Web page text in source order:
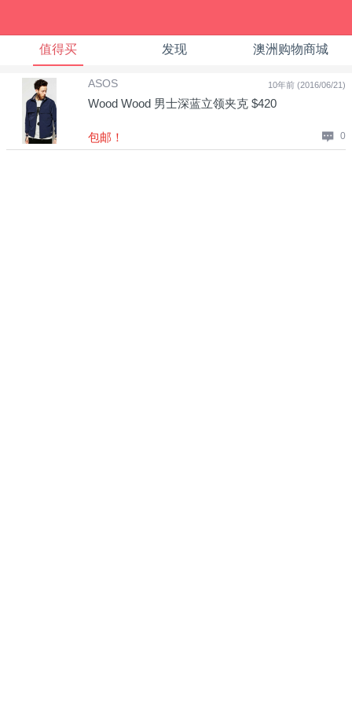
值得买 发现 澳洲购物商城
10年前 (2016/06/21)
ASOS
Wood Wood 男士深蓝立领夹克 $420
包邮！ 0